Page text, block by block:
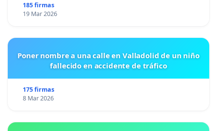
185 firmas
19 Mar 2026
Poner nombre a una calle en Valladolid de un niño
fallecido en accidente de tráfico
175 firmas
8 Mar 2026